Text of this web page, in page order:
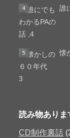
誰
懐
読み物ありま
CD制作裏話